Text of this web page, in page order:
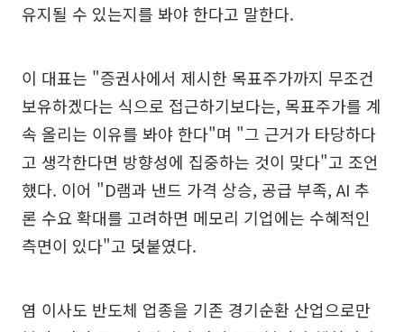
유지될 수 있는지를 봐야 한다고 말한다.
이 대표는 "증권사에서 제시한 목표주가까지 무조건
보유하겠다는 식으로 접근하기보다는, 목표주가를 계
속 올리는 이유를 봐야 한다"며 "그 근거가 타당하다
고 생각한다면 방향성에 집중하는 것이 맞다"고 조언
했다. 이어 "D램과 낸드 가격 상승, 공급 부족, AI 추
론 수요 확대를 고려하면 메모리 기업에는 수혜적인
측면이 있다"고 덧붙였다.
염 이사도 반도체 업종을 기존 경기순환 산업으로만